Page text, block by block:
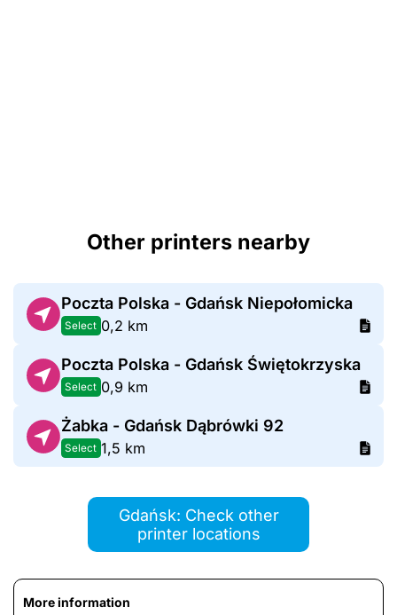
Other printers nearby
Poczta Polska - Gdańsk Niepołomicka
Select 0,2 km
Poczta Polska - Gdańsk Świętokrzyska
Select 0,9 km
Żabka - Gdańsk Dąbrówki 92
Select 1,5 km
Gdańsk: Check other
printer locations
More information